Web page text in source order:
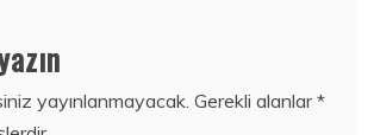
yayınlanmayacak. Gerekli alanlar*